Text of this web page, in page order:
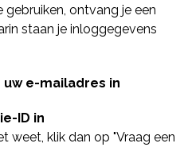
ontvang je een
staan je inloggegevens
uw e-mailadres in
ID in
weet, klik dan op "Vraag een